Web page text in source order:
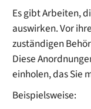
Es gibt Arbeiten,
auswirken. Vor
zuständigen
Diese
einholen, das Sie
Beispielsweise: